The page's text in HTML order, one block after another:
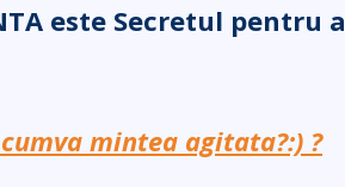
este Secretul pentru
mintea agitata?:) ?